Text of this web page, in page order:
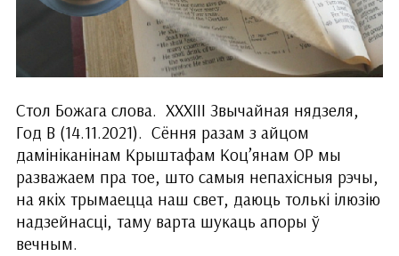
Стол Божага слова. ХХХІІІ Звычайная нядзеля,
Год B (14.11.2021). Сёння разам з айцом
дамініканінам Крыштафам Коц’янам ОР мы
разважаем пра тое, што самыя непахісныя рэчы,
на якіх трымаецца наш свет, даюць толькі ілюзію
надзейнасці, таму варта шукаць апоры ў
вечным.